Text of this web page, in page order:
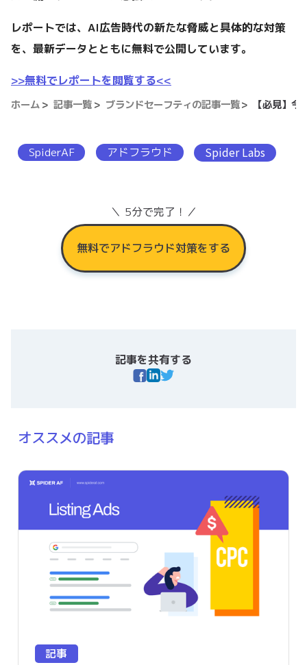
レポートでは、AI広告時代の新たな脅威と具体的な対策
を、最新データとともに無料で公開しています。
>>無料でレポートを閲覧する<<
ホーム 記事一覧 ブランドセーフティの記事一覧 【必見】
SpiderAF アドフラウド Spider Labs
＼ 5分で完了！／
無料でアドフラウド対策をする
記事を共有する
オススメの記事
記事